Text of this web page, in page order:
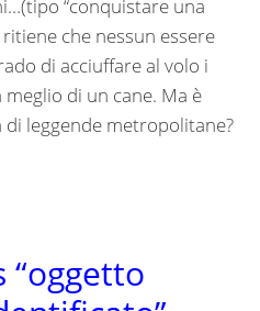
“conquistare una
che nessun essere
di acciuffare al volo i
di un cane. Ma è
leggende metropolitane?
“oggetto